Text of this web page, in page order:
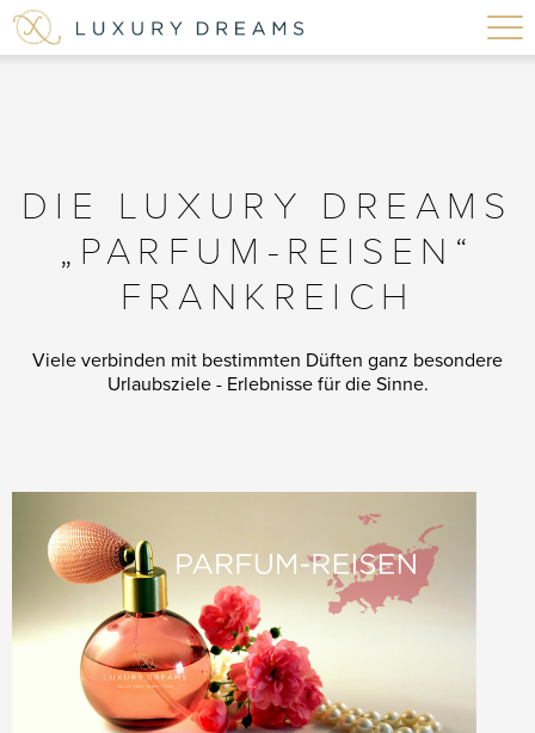
DIE LUXURY DREAMS
„PARFUM-REISEN“
FRANKREICH
Viele verbinden mit bestimmten Düften ganz besondere
Urlaubsziele - Erlebnisse für die Sinne.